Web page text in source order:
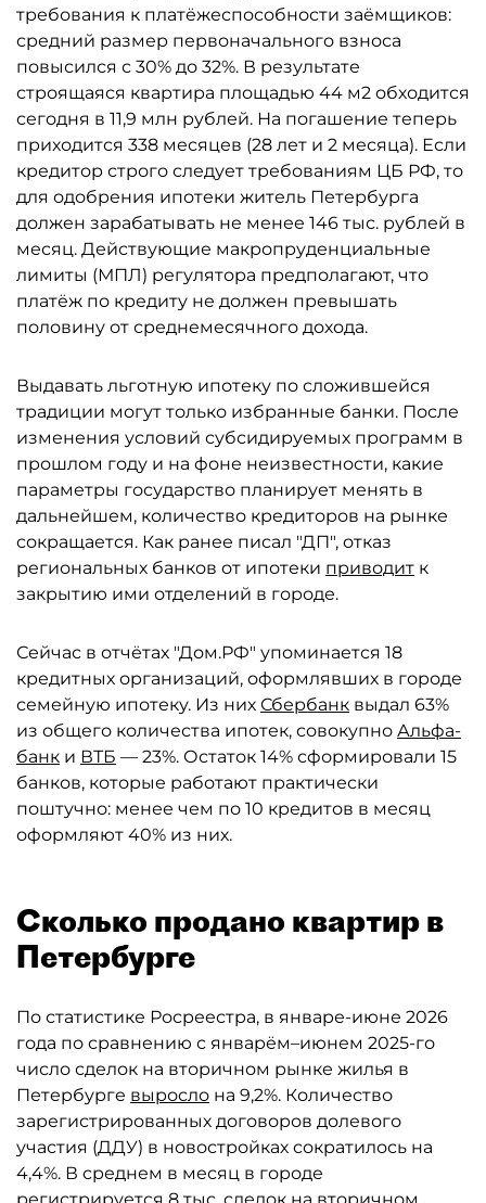
требования к платёжеспособности заёмщиков:
средний размер первоначального взноса
повысился с 30% до 32%. В результате
строящаяся квартира площадью 44 м2 обходится
сегодня в 11,9 млн рублей. На погашение теперь
приходится 338 месяцев (28 лет и 2 месяца). Если
кредитор строго следует требованиям ЦБ РФ, то
для одобрения ипотеки житель Петербурга
должен зарабатывать не менее 146 тыс. рублей в
месяц. Действующие макропруденциальные
лимиты (МПЛ) регулятора предполагают, что
платёж по кредиту не должен превышать
половину от среднемесячного дохода.
Выдавать льготную ипотеку по сложившейся
традиции могут только избранные банки. После
изменения условий субсидируемых программ в
прошлом году и на фоне неизвестности, какие
параметры государство планирует менять в
дальнейшем, количество кредиторов на рынке
сокращается. Как ранее писал "ДП", отказ
региональных банков от ипотеки приводит к
закрытию ими отделений в городе.
Сейчас в отчётах "Дом.РФ" упоминается 18
кредитных организаций, оформлявших в городе
семейную ипотеку. Из них Сбербанк выдал 63%
из общего количества ипотек, совокупно Альфа-
банк и ВТБ — 23%. Остаток 14% сформировали 15
банков, которые работают практически
поштучно: менее чем по 10 кредитов в месяц
оформляют 40% из них.
Сколько продано квартир в
Петербурге
По статистике Росреестра, в январе-июне 2026
года по сравнению с январём–июнем 2025-го
число сделок на вторичном рынке жилья в
Петербурге выросло на 9,2%. Количество
зарегистрированных договоров долевого
участия (ДДУ) в новостройках сократилось на
4,4%. В среднем в месяц в городе